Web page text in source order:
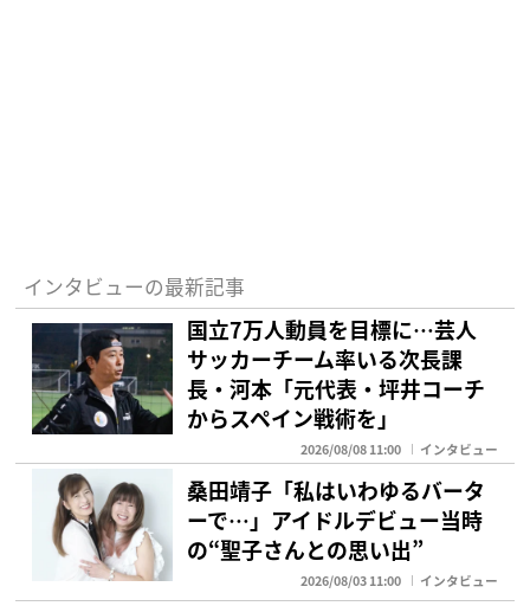
インタビューの最新記事
国立7万人動員を目標に…芸人
サッカーチーム率いる次長課
長・河本「元代表・坪井コーチ
からスペイン戦術を」
2026/08/08 11:00 インタビュー
桑田靖子「私はいわゆるバータ
ーで…」アイドルデビュー当時
の“聖子さんとの思い出”
2026/08/03 11:00 インタビュー